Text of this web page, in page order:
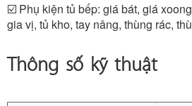
☑️ Phụ kiện tủ bếp: giá bát, giá
gia vị, tủ kho, tay nâng, thùng rác,
Thông số kỹ thuật